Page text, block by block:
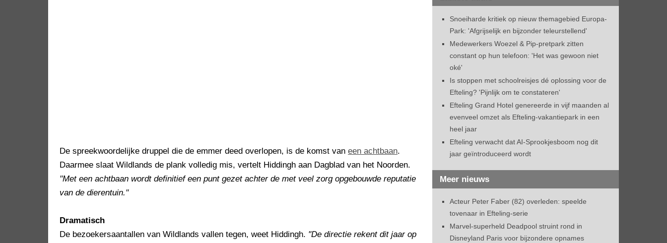
De spreekwoordelijke druppel die de emmer deed overlopen, is de komst van een achtbaan.
Daarmee slaat Wildlands de plank volledig mis, vertelt Hiddingh aan Dagblad van het Noorden.
"Met een achtbaan wordt definitief een punt gezet achter de met veel zorg opgebouwde reputatie
van de dierentuin."
Dramatisch
De bezoekersaantallen van Wildlands vallen tegen, weet Hiddingh. "De directie rekent dit jaar op
Snoeiharde kritiek op nieuw themagebied Europa-
Park: 'Afgrijselijk en bijzonder teleurstellend'
Medewerkers Woezel & Pip-pretpark zitten
constant op hun telefoon: 'Het was gewoon niet
oké'
Is stoppen met schoolreisjes dé oplossing voor de
Efteling? 'Pijnlijk om te constateren'
Efteling Grand Hotel genereerde in vijf maanden al
evenveel omzet als Efteling-vakantiepark in een
heel jaar
Efteling verwacht dat AI-Sprookjesboom nog dit
jaar geïntroduceerd wordt
Meer nieuws
Acteur Peter Faber (82) overleden: speelde
tovenaar in Efteling-serie
Marvel-superheld Deadpool struint rond in
Disneyland Paris voor bijzondere opnames